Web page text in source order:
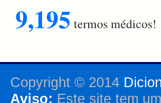
9,195 termos médicos!
Copyright © 2014
Aviso: Este site tem